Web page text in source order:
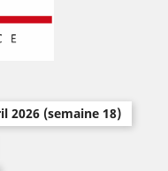
2026 (semaine 18)